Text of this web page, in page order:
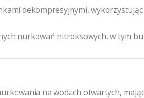
dekompresyjnymi,
nurkowań nitroksowych, w tym
na wodach otwartych,